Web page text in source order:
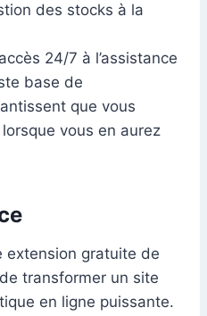
des stocks à la
24/7 à l’assistance
base de
que vous
vous en aurez
extension gratuite de
transformer un site
en ligne puissante.